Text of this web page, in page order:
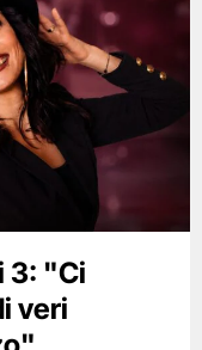
3: "Ci
veri